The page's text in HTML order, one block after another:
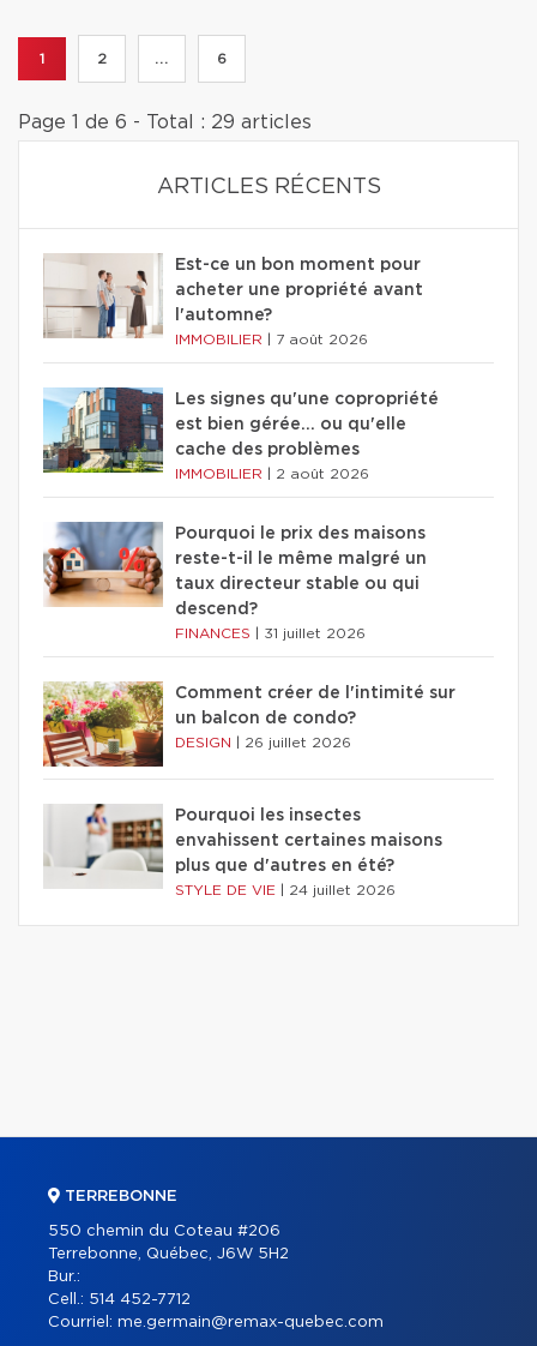
1 2 ... 6
Page 1 de 6 - Total : 29 articles
ARTICLES RÉCENTS
Est-ce un bon moment pour
acheter une propriété avant
l'automne?
IMMOBILIER 7 août 2026
Les signes qu'une copropriété
est bien gérée… ou qu'elle
cache des problèmes
IMMOBILIER 2 août 2026
Pourquoi le prix des maisons
reste-t-il le même malgré un
taux directeur stable ou qui
descend?
FINANCES 31 juillet 2026
Comment créer de l'intimité sur
un balcon de condo?
DESIGN 26 juillet 2026
Pourquoi les insectes
envahissent certaines maisons
plus que d'autres en été?
STYLE DE VIE 24 juillet 2026
TERREBONNE
550 chemin du Coteau #206
Terrebonne, Québec, J6W 5H2
Bur.:
Cell.: 514 452-7712
Courriel: me.germain@remax-quebec.com